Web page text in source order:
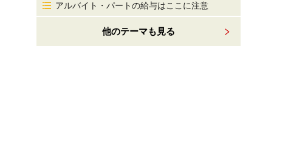
アルバイト・パートの給与はここに注意
他のテーマも見る